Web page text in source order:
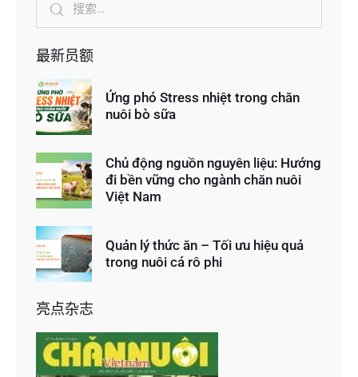
最新员额
Ứng phó Stress nhiệt trong chăn
nuôi bò sữa
Chủ động nguồn nguyên liệu: Hướng
đi bền vững cho ngành chăn nuôi
Việt Nam
Quản lý thức ăn – Tối ưu hiệu quả
trong nuôi cá rô phi
亮点杂志